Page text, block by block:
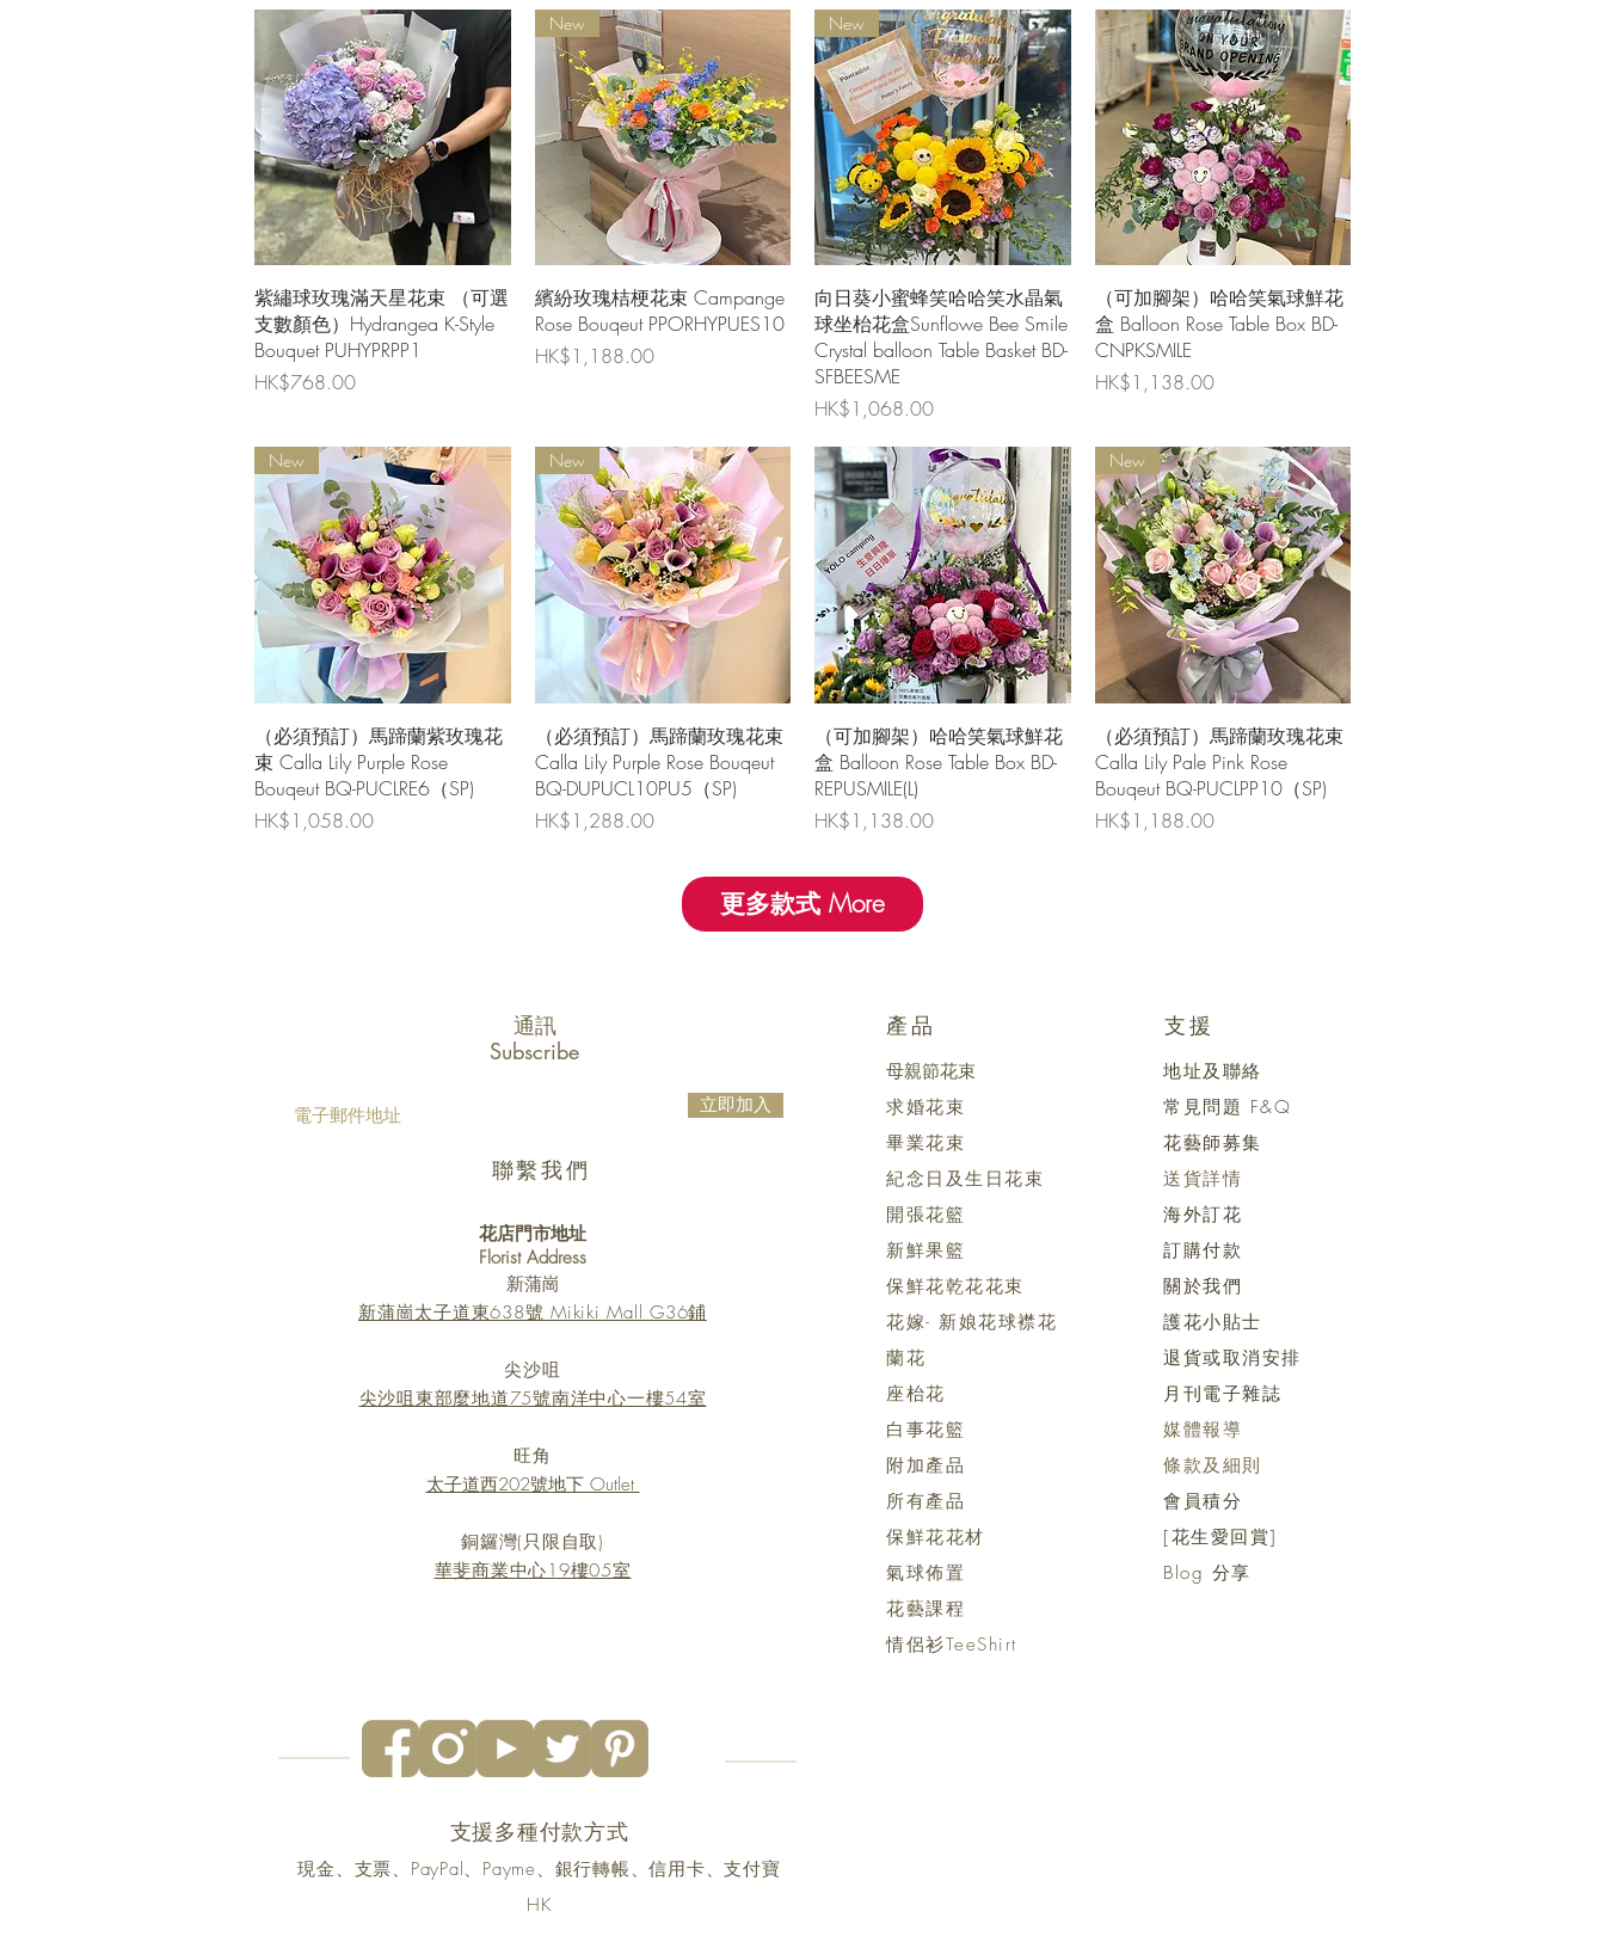
快速瀏覽
紫繡球玫瑰滿天星花束 （可選
支數顏色）Hydrangea K-Style
Bouquet PUHYPRPP1
價格
HK$768.00
快速瀏覽
New
繽紛玫瑰桔梗花束 Campange
Rose Bouqeut PPORHYPUES10
價格
HK$1,188.00
快速瀏覽
New
向日葵小蜜蜂笑哈哈笑水晶氣
球坐枱花盒Sunflowe Bee Smile
Crystal balloon Table Basket BD-
SFBEESME
價格
HK$1,068.00
快速瀏覽
（可加腳架）哈哈笑氣球鮮花
盒 Balloon Rose Table Box BD-
CNPKSMILE
價格
HK$1,138.00
快速瀏覽
New
（必須預訂）馬蹄蘭紫玫瑰花
束 Calla Lily Purple Rose
Bouqeut BQ-PUCLRE6（SP)
價格
HK$1,058.00
快速瀏覽
New
（必須預訂）馬蹄蘭玫瑰花束
Calla Lily Purple Rose Bouqeut
BQ-DUPUCL10PU5（SP)
價格
HK$1,288.00
快速瀏覽
（可加腳架）哈哈笑氣球鮮花
盒 Balloon Rose Table Box BD-
REPUSMILE(L)
價格
HK$1,138.00
快速瀏覽
New
（必須預訂）馬蹄蘭玫瑰花束
Calla Lily Pale Pink Rose
Bouqeut BQ-PUCLPP10（SP)
價格
HK$1,188.00
更多款式 More
通訊
Subscribe
立即加入
聯繫我們
花店門市地址
Florist Address
新蒲崗
新蒲崗太子道東638號 Mikiki Mall G36鋪
尖沙咀
尖沙咀東部麼地道75號南洋中心一樓54室
旺角
太子道西202號地下 Outlet
銅鑼灣(只限自取)
華斐商業中心19樓05室
產品
母親節花束
求婚花束
畢業花束
紀念日及生日花束
開張花籃
新鮮果籃
保鮮花乾花花束
花嫁- 新娘花球襟花
蘭花
座枱花
白事花籃
附加產品
所有產品
保鮮花花材
氣球佈置
花藝課程
情侶衫TeeShirt
支援
地址及聯絡
常見問題 F&Q
花藝師募集
送貨詳情
海外訂花
訂購付款
關於我們
護花小貼士
退貨或取消安排
月刊電子雜誌
媒體報導
​​條款及細則
會員積分
[花生愛回賞]
Blog 分享
支援多種付款方式
現金、支票、PayPal、Payme、銀行轉帳、信用卡、支付寶
HK